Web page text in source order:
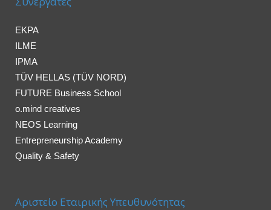
EKPA
ILME
IPMA
TÜV HELLAS (TÜV NORD)
FUTURE Business School
o.mind creatives
NEOS Learning
Entrepreneurship Academy
Quality & Safety
Αριστείο Εταιρικής Υπευθυνότητας